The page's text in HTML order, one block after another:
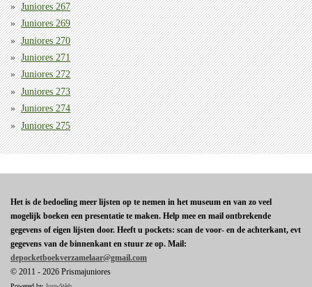
Juniores 267
Juniores 269
Juniores 270
Juniores 271
Juniores 272
Juniores 273
Juniores 274
Juniores 275
Het is de bedoeling meer lijsten op te nemen in het museum en van zo veel
mogelijk boeken een presentatie te maken. Help mee en mail ontbrekende
gegevens of eigen lijsten door. Heeft u pockets: scan de voor- en de achterkant, evt
gegevens van de binnenkant en stuur ze op. Mail:
depocketboekverzamelaar@gmail.com
© 2011 - 2026 Prismajuniores